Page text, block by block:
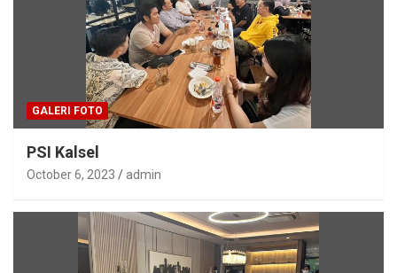
GALERI FOTO
PSI Kalsel
October 6, 2023 admin